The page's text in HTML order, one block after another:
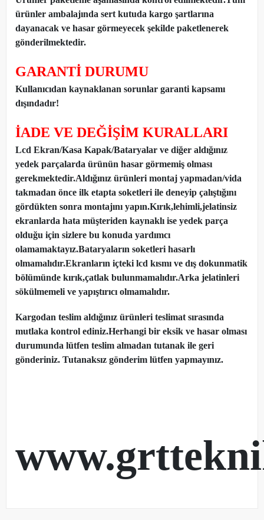
ürünler ambalajında sert kutuda kargo şartlarına
dayanacak ve hasar görmeyecek şekilde paketlenerek
gönderilmektedir.
GARANTİ DURUMU
Kullanıcıdan kaynaklanan sorunlar garanti kapsamı
dışındadır!
İADE VE DEĞİŞİM KURALLARI
Lcd Ekran/Kasa Kapak/Bataryalar ve diğer aldığınız
yedek parçalarda ürünün hasar görmemiş olması
gerekmektedir.Aldığınız ürünleri montaj yapmadan/vida
takmadan önce ilk etapta soketleri ile deneyip çalıştığını
gördükten sonra montajını yapın.Kırık,lehimli,jelatinsiz
ekranlarda hata müşteriden kaynaklı ise yedek parça
olduğu için sizlere bu konuda yardımcı
olamamaktayız.Bataryaların soketleri hasarlı
olmamalıdır.Ekranların içteki lcd kısmı ve dış dokunmatik
bölümünde kırık,çatlak bulunmamalıdır.Arka jelatinleri
sökülmemeli ve yapıştırıcı olmamalıdır.
Kargodan teslim aldığınız ürünleri teslimat sırasında
mutlaka kontrol ediniz.Herhangi bir eksik ve hasar olması
durumunda lütfen teslim almadan tutanak ile geri
gönderiniz. Tutanaksız gönderim lütfen yapmayınız.